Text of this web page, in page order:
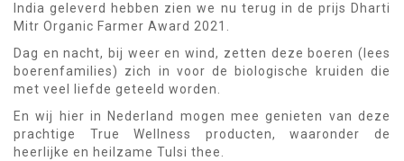
India geleverd hebben zien we nu terug in de prijs Dharti
Mitr Organic Farmer Award 2021.
Dag en nacht, bij weer en wind, zetten deze boeren (lees
boerenfamilies) zich in voor de biologische kruiden die
met veel liefde geteeld worden.
En wij hier in Nederland mogen mee genieten van deze
prachtige True Wellness producten, waaronder de
heerlijke en heilzame Tulsi thee.